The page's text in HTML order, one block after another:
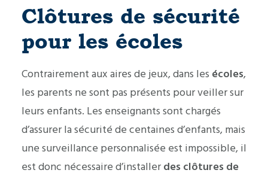
Clôtures de sécurité
pour les écoles
Contrairement aux aires de jeux, dans les écoles,
les parents ne sont pas présents pour veiller sur
leurs enfants. Les enseignants sont chargés
d’assurer la sécurité de centaines d’enfants, mais
une surveillance personnalisée est impossible, il
est donc nécessaire d’installer des clôtures de